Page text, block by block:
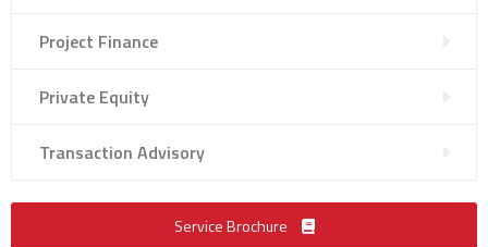
Project Finance
Private Equity
Transaction Advisory
Service Brochure